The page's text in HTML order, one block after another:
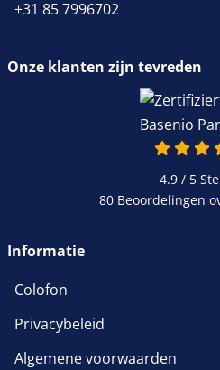
+31 85 7996702
Onze klanten zijn tevreden
4.9 / 5
80 Beoordelingen
Informatie
Colofon
Privacybeleid
Algemene voorwaarden